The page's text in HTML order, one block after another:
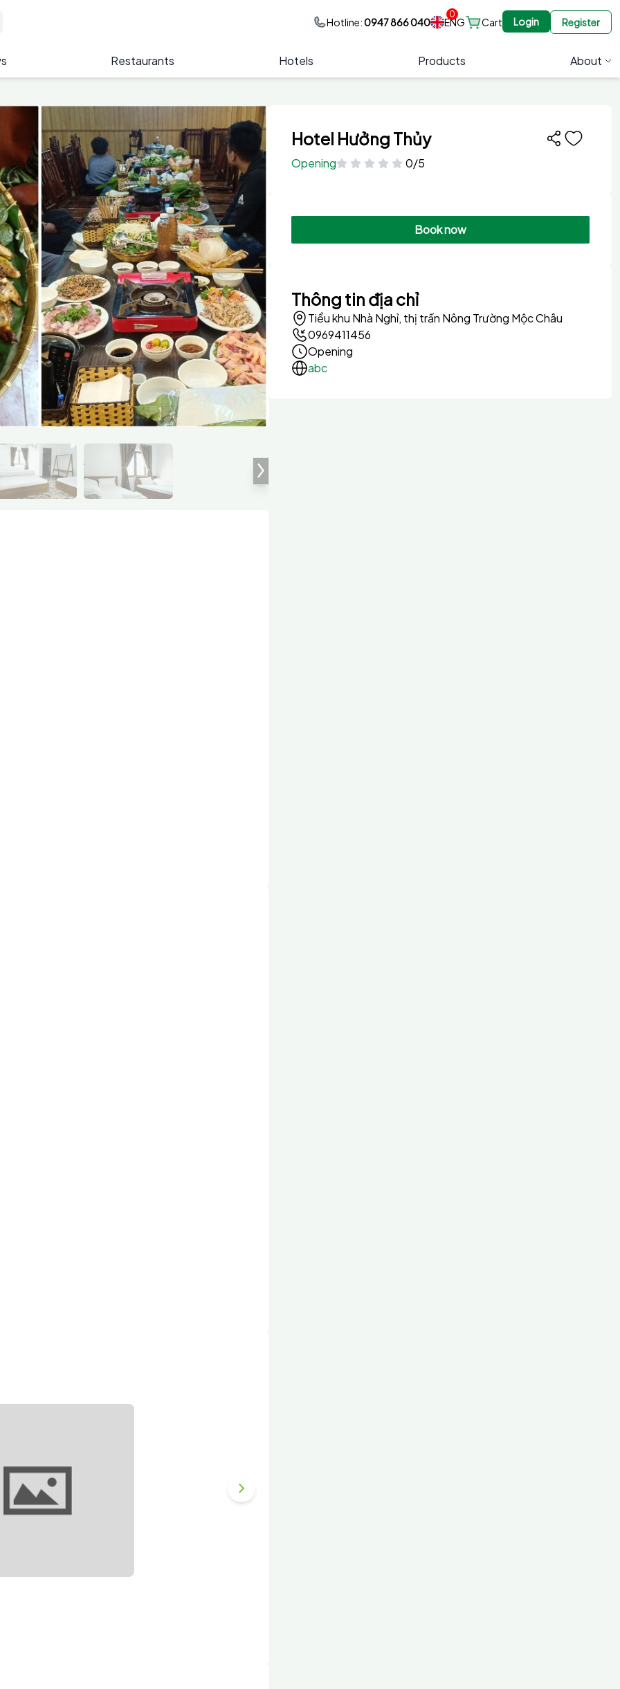
Hotline:0947 866 040 ENG
0
Cart Login Register
Restaurants Hotels Products About
Hotel Hưởng Thủy
Opening 0/5
Book now
Thông tin địa chỉ
Tiểu khu Nhà Nghỉ, thị trấn Nông Trường Mộc Châu
0969411456
Opening
abc